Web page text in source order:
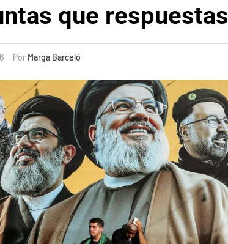
que respuestas
Por Marga Barceló